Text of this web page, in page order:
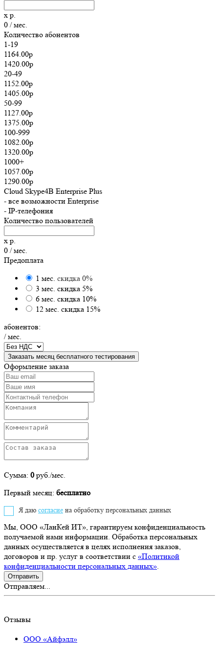
x р.
0 / мес.
Количество абонентов
1-19
1164.00р
1420.00р
20-49
1152.00р
1405.00р
50-99
1127.00р
1375.00р
100-999
1082.00р
1320.00р
1000+
1057.00р
1290.00р
Cloud Skype4B Enterprise Plus
- все возможности Enterprise
- IP-телефония
Количество пользователей
x р.
0 / мес.
Предоплата
1 мес. скидка 0%
3 мес. скидка 5%
6 мес. скидка 10%
12 мес. скидка 15%
абонентов:
/ мес.
Заказать месяц бесплатного тестирования
Оформление заказа
Сумма: 0 руб./мес.
Первый месяц: бесплатно
Я даю согласие на обработку персональных данных
Мы, ООО «ЛанКей ИТ», гарантируем конфиденциальность
получаемой нами информации. Обработка персональных
данных осуществляется в целях исполнения заказов,
договоров и пр. услуг в соответствии с «Политикой
конфиденциальности персональных данных»
Отправляем...
Отзывы
ООО «Айфэлл»